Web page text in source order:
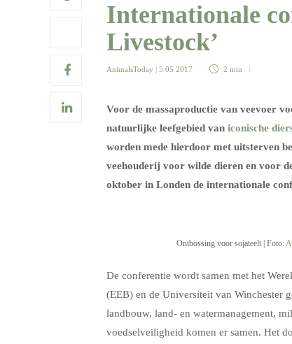
Internationale
Livestock’
AnimalsToday | 5 05 2017 2 min
Voor de massaproductie van veevoer
natuurlijke leefgebied van iconische
worden mede hierdoor met uitsterven
veehouderij voor wilde dieren en voor
oktober in Londen de internationale
Ontbossing voor sojateelt | Foto:
De conferentie wordt samen met het
(EEB) en de Universiteit van Winchester
landbouw, land- en watermanagement,
voedselveiligheid komen er samen. Het